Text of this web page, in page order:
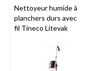
Nettoyeur humide à
planchers durs avec
fil Tineco Litevak